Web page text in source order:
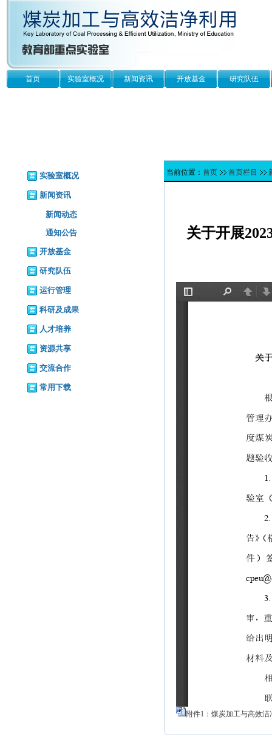
首页 实验室概况 新闻资讯 开放基金 研究队伍
实验室概况
新闻资讯
新闻动态
通知公告
开放基金
研究队伍
运行管理
科研及成果
人才培养
资源共享
交流合作
常用下载
当前位置： 首页 首页栏目
关于开展
附件1：煤炭加工与高效